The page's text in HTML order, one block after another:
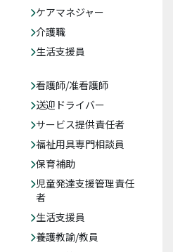
ケアマネジャー
介護職
生活支援員
看護師/准看護師
送迎ドライバー
サービス提供責任者
福祉用具専門相談員
保育補助
児童発達支援管理責任
者
生活支援員
養護教諭/教員